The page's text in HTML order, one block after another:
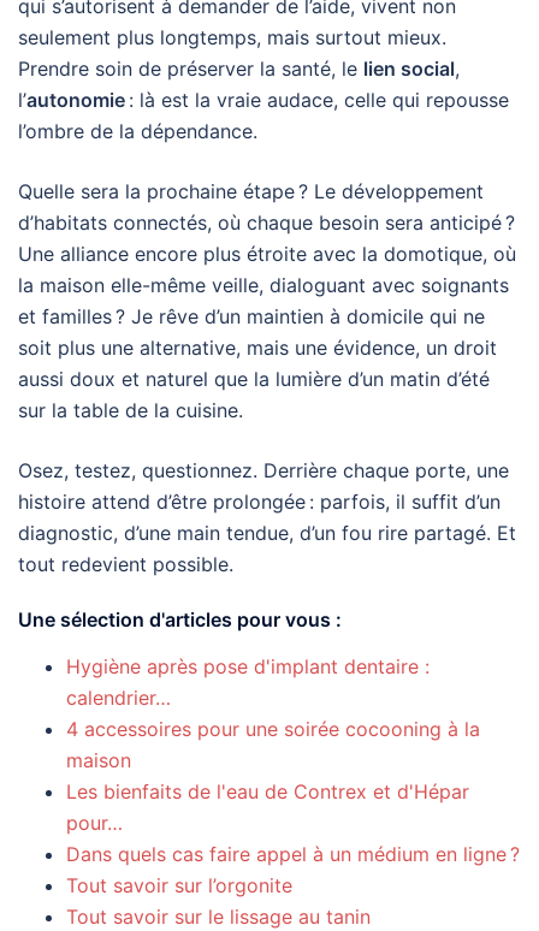
qui s’autorisent à demander de l’aide, vivent non
seulement plus longtemps, mais surtout mieux.
Prendre soin de préserver la santé, le lien social,
l’autonomie : là est la vraie audace, celle qui repousse
l’ombre de la dépendance.
Quelle sera la prochaine étape ? Le développement
d’habitats connectés, où chaque besoin sera anticipé ?
Une alliance encore plus étroite avec la domotique, où
la maison elle-même veille, dialoguant avec soignants
et familles ? Je rêve d’un maintien à domicile qui ne
soit plus une alternative, mais une évidence, un droit
aussi doux et naturel que la lumière d’un matin d’été
sur la table de la cuisine.
Osez, testez, questionnez. Derrière chaque porte, une
histoire attend d’être prolongée : parfois, il suffit d’un
diagnostic, d’une main tendue, d’un fou rire partagé. Et
tout redevient possible.
Une sélection d'articles pour vous :
Hygiène après pose d'implant dentaire :
calendrier…
4 accessoires pour une soirée cocooning à la
maison
Les bienfaits de l'eau de Contrex et d'Hépar
pour…
Dans quels cas faire appel à un médium en ligne ?
Tout savoir sur l’orgonite
Tout savoir sur le lissage au tanin